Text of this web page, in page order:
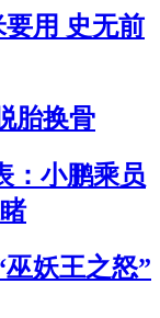
用 史无前
胎换骨
：小鹏乘员
巫妖王之怒”